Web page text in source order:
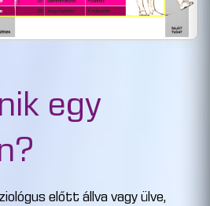
egy
előtt állva vagy ülve,